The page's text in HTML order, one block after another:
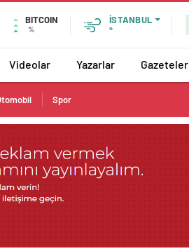
BITCOIN
%
İSTANBUL
°
Videolar Yazarlar Gazeteler
Spor